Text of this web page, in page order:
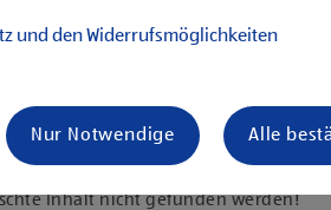
leider nicht gefunden.
Inhalt nicht gefunden werden!
und den Widerrufsmöglichkeiten
Nur Notwendige Alle